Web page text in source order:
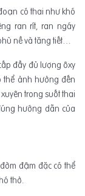
có thai như khó
ran rít, ran ngáy
nề và tăng tiết…
đầy đủ lượng ôxy
thể ảnh hưởng đến
trong suốt thai
hướng dẫn của
đậm đặc có thể
thở.